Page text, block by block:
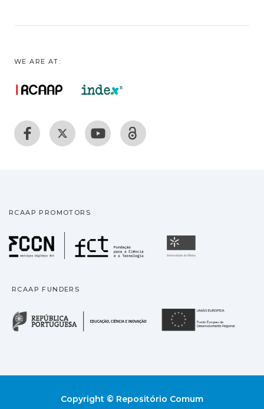
WE ARE AT:
RCAAP PROMOTORS
Fundação para a
RCAAP FUNDERS
República Portuguesa
Copyright © Repositório Comum